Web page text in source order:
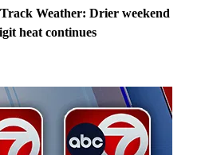
Weather: Drier weekend
heat continues